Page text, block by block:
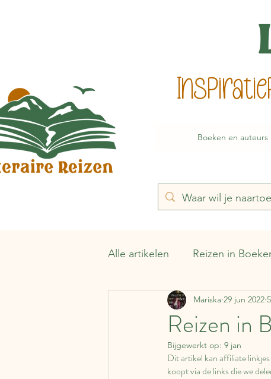
Boeken en auteurs
Alle artikelen Reizen in
Denemarken
Koffer Columns Ierland
Reizen in
Mariska 29 jun 2022
Bijgewerkt op: 9 jan
Dit artikel kan affiliate
koopt via de links die we